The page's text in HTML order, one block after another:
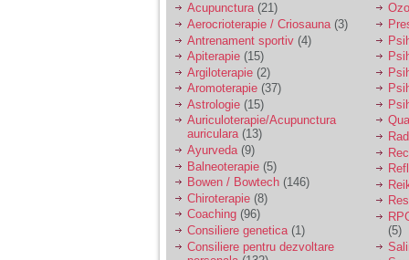
Ma aflu aici pentru ca
vreau sa stiu daca am
nevoie de un psiholog
sau psihiatru.
Sunt casatorita, am
31 de ani si un copil in
varsta de 2 ani care
mi-e lumina ochilor.
De ceva timp simt ca
mi s-a adunat
oboseala, o oboseala
cronica de care nu pot
scapa si simt ca din
cauza ei nu pot
controla nervii si
Acupunctura(21)
Aerocrioterapie / Criosauna (3)
Antrenament sportiv (4)
Apiterapie (15)
Argiloterapie (2)
Aromoterapie (37)
Astrologie (15)
Auriculoterapie/Acupunctura
auriculara(13)
Ayurveda(9)
Balneoterapie (5)
Bowen / Bowtech (146)
Chiroterapie (8)
Coaching (96)
Consiliere genetica(1)
Consiliere pentru dezvoltare
(5)